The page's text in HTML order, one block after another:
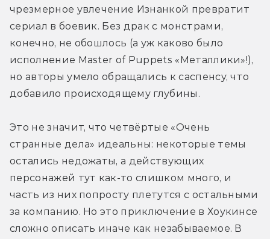
чрезмерное увлечение Изнанкой превратит
сериал в боевик. Без драк с монстрами,
конечно, не обошлось (а уж каково было
исполнение Master of Puppets «Металлики»!),
но авторы умело обращались к саспенсу, что
добавило происходящему глубины.
Это не значит, что четвёртые «Очень
странные дела» идеальны: некоторые темы
остались недожаты, а действующих
персонажей тут как-то слишком много, и
часть из них попросту плетутся с остальными
за компанию. Но это приключение в Хоукинсе
сложно описать иначе как незабываемое. В